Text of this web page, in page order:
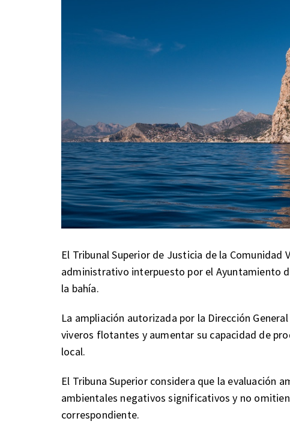
El Tribunal Superior de Justicia de la Comunidad
administrativo interpuesto por el Ayuntamiento
la bahía.
La ampliación autorizada por la Dirección
viveros flotantes y aumentar su capacidad de
local.
El Tribuna Superior considera que la evaluación
ambientales negativos significativos y no
correspondiente.